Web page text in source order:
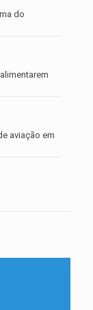
do
aviação em